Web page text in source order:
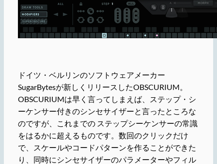
ドイツ・ベルリンのソフトウェアメーカー
SugarBytesが新しくリリースしたOBSCURIUM。
OBSCURIUMは早く言ってしまえば、ステップ・シ
ーケンサー付きのシンセサイザーと言ったところな
のですが、これまでの ステップシーケンサーの常識
をはるかに超えるものです。数回のクリックだけ
で、スケールやコードパターンを作ることができた
り、同時にシンセサイザーのパラメーターやフィル